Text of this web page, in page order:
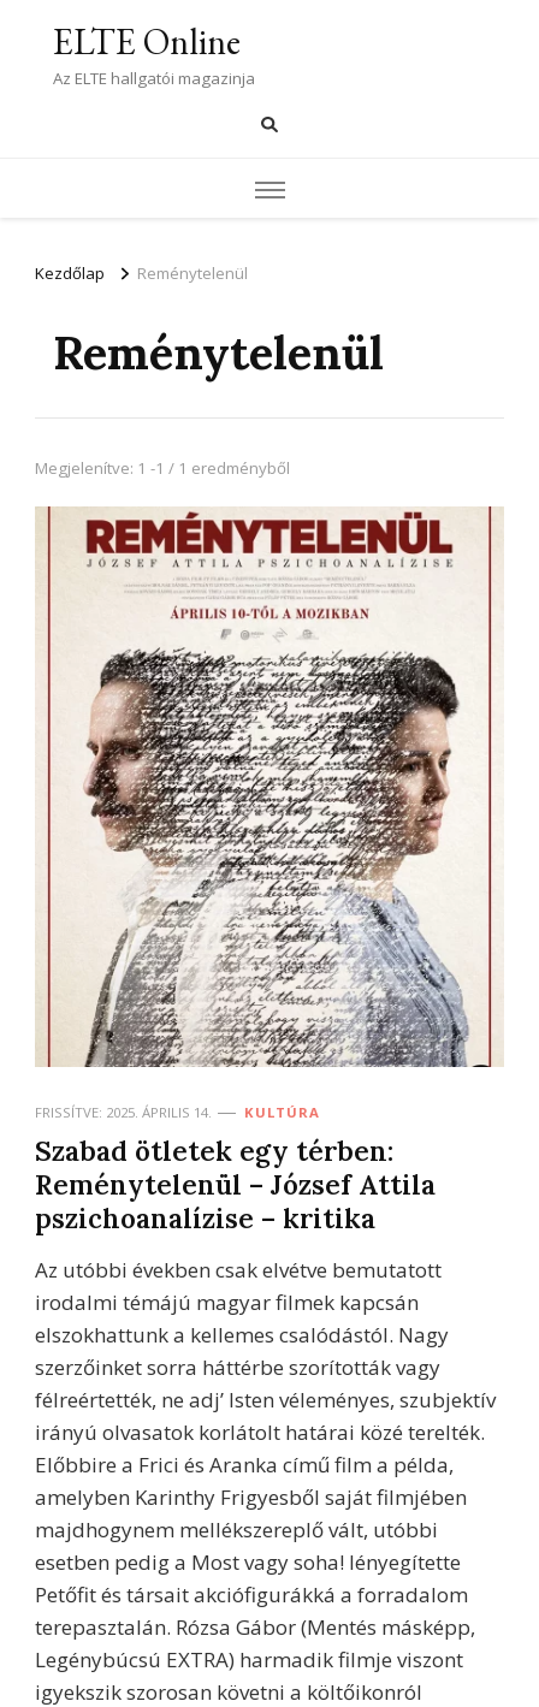
ELTE Online
Az ELTE hallgatói magazinja
Kezdőlap Reménytelenül
Reménytelenül
Megjelenítve: 1 -1 / 1 eredményből
FRISSÍTVE: 2025. ÁPRILIS 14. KULTÚRA
Szabad ötletek egy térben:
Reménytelenül – József Attila
pszichoanalízise – kritika
Az utóbbi években csak elvétve bemutatott
irodalmi témájú magyar filmek kapcsán
elszokhattunk a kellemes csalódástól. Nagy
szerzőinket sorra háttérbe szorították vagy
félreértették, ne adj’ Isten véleményes, szubjektív
irányú olvasatok korlátolt határai közé terelték.
Előbbire a Frici és Aranka című film a példa,
amelyben Karinthy Frigyesből saját filmjében
majdhogynem mellékszereplő vált, utóbbi
esetben pedig a Most vagy soha! lényegítette
Petőfit és társait akciófigurákká a forradalom
terepasztalán. Rózsa Gábor (Mentés másképp,
Legénybúcsú EXTRA) harmadik filmje viszont
igyekszik szorosan követni a költőikonról